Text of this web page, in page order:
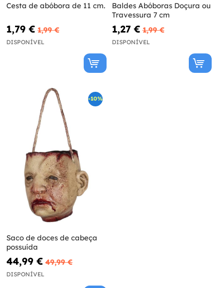
Cesta de abóbora de 11 cm.
1,79 € 1,99 €
DISPONÍVEL
Baldes Abóboras Doçura ou
Travessura 7 cm
1,27 € 1,99 €
DISPONÍVEL
-10%
Saco de doces de cabeça
possuída
44,99 € 49,99 €
DISPONÍVEL